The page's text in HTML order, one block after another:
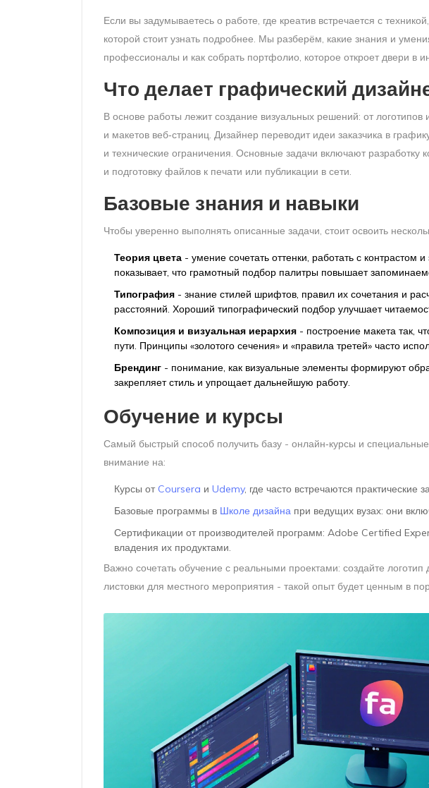
Если вы задумываетесь о работе, где креатив встречается с
которой стоит узнать подробнее. Мы разберём, какие знания и
профессионалы и как собрать портфолио, которое откроет двери в
Что делает графический
В основе работы лежит создание визуальных решений: от
и макетов веб‑страниц. Дизайнер переводит идеи заказчика в
и технические ограничения. Основные задачи включают
и подготовку файлов к печати или публикации в сети.
Базовые знания и навыки
Чтобы уверенно выполнять описанные задачи, стоит освоить
Теория цвета - умение сочетать оттенки, работать с контрастом
показывает, что грамотный подбор палитры повышает
Типография - знание стилей шрифтов, правил их сочетания и
расстояний. Хороший типографический подбор улучшает
Композиция и визуальная иерархия - построение макета так,
пути. Принципы «золотого сечения» и «правила третей» часто
Брендинг - понимание, как визуальные элементы формируют
закрепляет стиль и упрощает дальнейшую работу.
Обучение и курсы
Самый быстрый способ получить базу - онлайн‑курсы и
внимание на:
Курсы от Coursera и Udemy, где часто встречаются
Базовые программы в Школе дизайна при ведущих вузах: они
Сертификации от производителей программ: Adobe Certified
владения их продуктами.
Важно сочетать обучение с реальными проектами: создайте
листовки для местного мероприятия - такой опыт будет ценным в